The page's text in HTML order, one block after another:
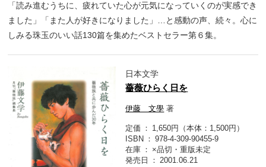
「読み進むうちに、疲れていた心が元気になっていくのが実感でき
ました」「また人が好きになりました」…と感動の声、続々。心に
しみる珠玉のいい話130篇を集めたベストセラー第６集。
日本文学
薔薇ひらく日を
伊藤 文學 著
定価
1,650円（本体：1,500円）
ISBN
978-4-309-90455-9
在庫
×品切・重版未定
発売日
2001.06.21